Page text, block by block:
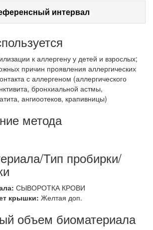
интервал
к аллергену у детей и взрослых;
причин проявления аллергических
с аллергеном (аллергического
бронхиальной астмы,
ангиоотеков, крапивницы)
метода
Тип пробирки/
СЫВОРОТКА КРОВИ
крышки: Желтая доп.
объем биоматериала